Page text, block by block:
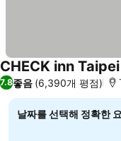
CHECK inn
7.8좋음 (6,390개 평점)
날짜를 선택해 정확한